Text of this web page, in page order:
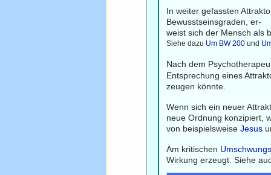
In weiter gefassten
Bewusstseinsgraden, er-
weist sich der Mensch als
Siehe dazu Um BW 200 und
Nach dem
Entsprechung eines
zeugen könnte.
Wenn sich ein neuer
neue Ordnung konzipiert,
von beispielsweiseJesus
Am kritischen
Wirkung erzeugt. Siehe